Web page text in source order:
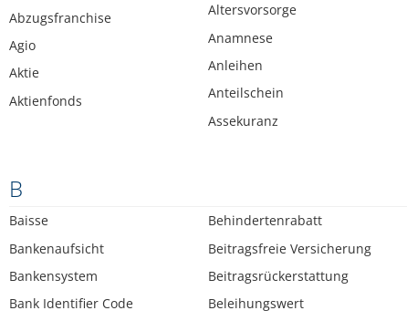
Abzugsfranchise
Agio
Aktie
Aktienfonds
Altersvorsorge
Anamnese
Anleihen
Anteilschein
Assekuranz
B
Baisse
Bankenaufsicht
Bankensystem
Bank Identifier Code
Behindertenrabatt
Beitragsfreie Versicherung
Beitragsrückerstattung
Beleihungswert